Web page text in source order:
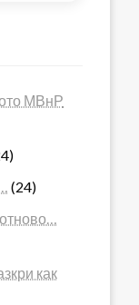
МВнР
(24)
как